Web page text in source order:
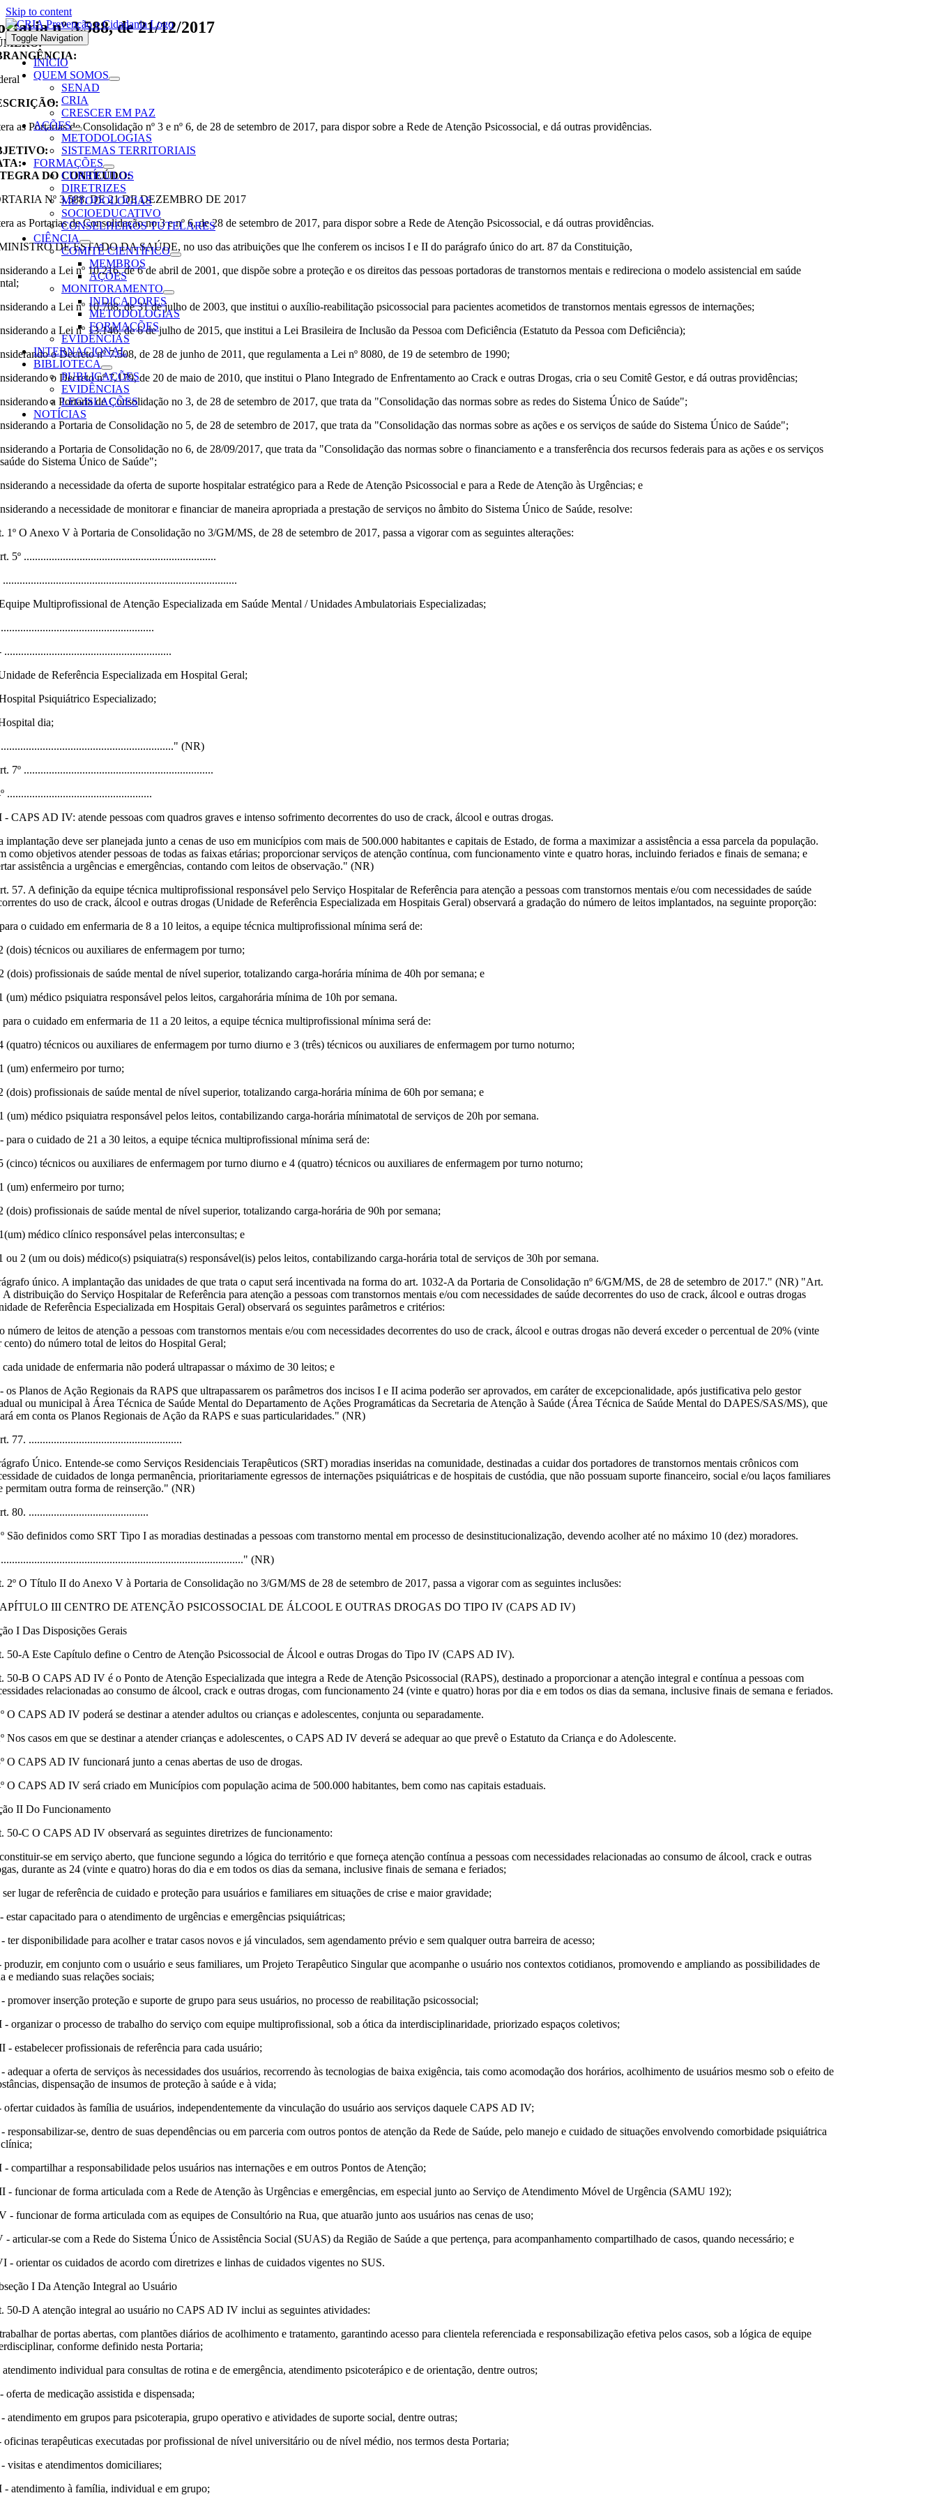
Skip to content
Toggle Navigation
INÍCIO
QUEM SOMOS
SENAD
CRIA
CRESCER EM PAZ
AÇÕES
METODOLOGIAS
SISTEMAS TERRITORIAIS
FORMAÇÕES
CURRÍCULOS
DIRETRIZES
METODOLOGIAS
SOCIOEDUCATIVO
CONSELHEIROS TUTELARES
CIÊNCIA
COMITÊ CIENTÍFICO
MEMBROS
AÇÕES
MONITORAMENTO
INDICADORES
METODOLOGIAS
FORMAÇÕES
EVIDÊNCIAS
INTERNACIONAL
BIBLIOTECA
PUBLICAÇÕES
EVIDÊNCIAS
LEGISLAÇÕES
NOTÍCIAS
nº 3.588, de 21/12/2017
as Portarias de Consolidação nº 3 e nº 6, de 28 de setembro de 2017, para dispor sobre a Rede de Atenção Psicossocial, e dá outras providências.
DO CONTEÚDO:
Nº 3.588, DE 21 DE DEZEMBRO DE 2017
as Portarias de Consolidação no 3 e nº 6, de 28 de setembro de 2017, para dispor sobre a Rede de Atenção Psicossocial, e dá outras providências.
DE ESTADO DA SAÚDE, no uso das atribuições que lhe conferem os incisos I e II do parágrafo único do art. 87 da Constituição,
a Lei nº 10.216, de 6 de abril de 2001, que dispõe sobre a proteção e os direitos das pessoas portadoras de transtornos mentais e redireciona o modelo assistencial em saúde
a Lei nº 10.708, de 31 de julho de 2003, que institui o auxílio-reabilitação psicossocial para pacientes acometidos de transtornos mentais egressos de internações;
a Lei nº 13.146, de 6 de julho de 2015, que institui a Lei Brasileira de Inclusão da Pessoa com Deficiência (Estatuto da Pessoa com Deficiência);
o Decreto nº 7.508, de 28 de junho de 2011, que regulamenta a Lei nº 8080, de 19 de setembro de 1990;
o Decreto nº 7.179, de 20 de maio de 2010, que institui o Plano Integrado de Enfrentamento ao Crack e outras Drogas, cria o seu Comitê Gestor, e dá outras providências;
a Portaria de Consolidação no 3, de 28 de setembro de 2017, que trata da "Consolidação das normas sobre as redes do Sistema Único de Saúde";
a Portaria de Consolidação no 5, de 28 de setembro de 2017, que trata da "Consolidação das normas sobre as ações e os serviços de saúde do Sistema Único de Saúde";
a Portaria de Consolidação no 6, de 28/09/2017, que trata da "Consolidação das normas sobre o financiamento e a transferência dos recursos federais para as ações e os serviços
do Sistema Único de Saúde";
a necessidade da oferta de suporte hospitalar estratégico para a Rede de Atenção Psicossocial e para a Rede de Atenção às Urgências; e
a necessidade de monitorar e financiar de maneira apropriada a prestação de serviços no âmbito do Sistema Único de Saúde, resolve:
1º O Anexo V à Portaria de Consolidação no 3/GM/MS, de 28 de setembro de 2017, passa a vigorar com as seguintes alterações:
5º .....................................................................
Multiprofissional de Atenção Especializada em Saúde Mental / Unidades Ambulatoriais Especializadas;
............................................................
de Referência Especializada em Hospital Geral;
Psiquiátrico Especializado;
dia;
(NR)
7º ....................................................................
....................................................
CAPS AD IV: atende pessoas com quadros graves e intenso sofrimento decorrentes do uso de crack, álcool e outras drogas.
implantação deve ser planejada junto a cenas de uso em municípios com mais de 500.000 habitantes e capitais de Estado, de forma a maximizar a assistência a essa parcela da população.
como objetivos atender pessoas de todas as faixas etárias; proporcionar serviços de atenção contínua, com funcionamento vinte e quatro horas, incluindo feriados e finais de semana; e
assistência a urgências e emergências, contando com leitos de observação." (NR)
57. A definição da equipe técnica multiprofissional responsável pelo Serviço Hospitalar de Referência para atenção a pessoas com transtornos mentais e/ou com necessidades de saúde
do uso de crack, álcool e outras drogas (Unidade de Referência Especializada em Hospitais Geral) observará a gradação do número de leitos implantados, na seguinte proporção:
o cuidado em enfermaria de 8 a 10 leitos, a equipe técnica multiprofissional mínima será de:
(dois) técnicos ou auxiliares de enfermagem por turno;
(dois) profissionais de saúde mental de nível superior, totalizando carga-horária mínima de 40h por semana; e
(um) médico psiquiatra responsável pelos leitos, cargahorária mínima de 10h por semana.
o cuidado em enfermaria de 11 a 20 leitos, a equipe técnica multiprofissional mínima será de:
(quatro) técnicos ou auxiliares de enfermagem por turno diurno e 3 (três) técnicos ou auxiliares de enfermagem por turno noturno;
(um) enfermeiro por turno;
(dois) profissionais de saúde mental de nível superior, totalizando carga-horária mínima de 60h por semana; e
(um) médico psiquiatra responsável pelos leitos, contabilizando carga-horária mínimatotal de serviços de 20h por semana.
para o cuidado de 21 a 30 leitos, a equipe técnica multiprofissional mínima será de:
(cinco) técnicos ou auxiliares de enfermagem por turno diurno e 4 (quatro) técnicos ou auxiliares de enfermagem por turno noturno;
(um) enfermeiro por turno;
(dois) profissionais de saúde mental de nível superior, totalizando carga-horária de 90h por semana;
médico clínico responsável pelas interconsultas; e
ou 2 (um ou dois) médico(s) psiquiatra(s) responsável(is) pelos leitos, contabilizando carga-horária total de serviços de 30h por semana.
único. A implantação das unidades de que trata o caput será incentivada na forma do art. 1032-A da Portaria de Consolidação nº 6/GM/MS, de 28 de setembro de 2017." (NR) "Art.
A distribuição do Serviço Hospitalar de Referência para atenção a pessoas com transtornos mentais e/ou com necessidades de saúde decorrentes do uso de crack, álcool e outras drogas
de Referência Especializada em Hospitais Geral) observará os seguintes parâmetros e critérios:
número de leitos de atenção a pessoas com transtornos mentais e/ou com necessidades decorrentes do uso de crack, álcool e outras drogas não deverá exceder o percentual de 20% (vinte
cento) do número total de leitos do Hospital Geral;
unidade de enfermaria não poderá ultrapassar o máximo de 30 leitos; e
os Planos de Ação Regionais da RAPS que ultrapassarem os parâmetros dos incisos I e II acima poderão ser aprovados, em caráter de excepcionalidade, após justificativa pelo gestor
ou municipal à Área Técnica de Saúde Mental do Departamento de Ações Programáticas da Secretaria de Atenção à Saúde (Área Técnica de Saúde Mental do DAPES/SAS/MS), que
em conta os Planos Regionais de Ação da RAPS e suas particularidades." (NR)
77. .......................................................
Único. Entende-se como Serviços Residenciais Terapêuticos (SRT) moradias inseridas na comunidade, destinadas a cuidar dos portadores de transtornos mentais crônicos com
de cuidados de longa permanência, prioritariamente egressos de internações psiquiátricas e de hospitais de custódia, que não possuam suporte financeiro, social e/ou laços familiares
permitam outra forma de reinserção." (NR)
80. ...........................................
São definidos como SRT Tipo I as moradias destinadas a pessoas com transtorno mental em processo de desinstitucionalização, devendo acolher até no máximo 10 (dez) moradores.
(NR)
2º O Título II do Anexo V à Portaria de Consolidação no 3/GM/MS de 28 de setembro de 2017, passa a vigorar com as seguintes inclusões:
III CENTRO DE ATENÇÃO PSICOSSOCIAL DE ÁLCOOL E OUTRAS DROGAS DO TIPO IV (CAPS AD IV)
I Das Disposições Gerais
50-A Este Capítulo define o Centro de Atenção Psicossocial de Álcool e outras Drogas do Tipo IV (CAPS AD IV).
50-B O CAPS AD IV é o Ponto de Atenção Especializada que integra a Rede de Atenção Psicossocial (RAPS), destinado a proporcionar a atenção integral e contínua a pessoas com
relacionadas ao consumo de álcool, crack e outras drogas, com funcionamento 24 (vinte e quatro) horas por dia e em todos os dias da semana, inclusive finais de semana e feriados.
O CAPS AD IV poderá se destinar a atender adultos ou crianças e adolescentes, conjunta ou separadamente.
Nos casos em que se destinar a atender crianças e adolescentes, o CAPS AD IV deverá se adequar ao que prevê o Estatuto da Criança e do Adolescente.
O CAPS AD IV funcionará junto a cenas abertas de uso de drogas.
O CAPS AD IV será criado em Municípios com população acima de 500.000 habitantes, bem como nas capitais estaduais.
II Do Funcionamento
50-C O CAPS AD IV observará as seguintes diretrizes de funcionamento:
se em serviço aberto, que funcione segundo a lógica do território e que forneça atenção contínua a pessoas com necessidades relacionadas ao consumo de álcool, crack e outras
durante as 24 (vinte e quatro) horas do dia e em todos os dias da semana, inclusive finais de semana e feriados;
lugar de referência de cuidado e proteção para usuários e familiares em situações de crise e maior gravidade;
estar capacitado para o atendimento de urgências e emergências psiquiátricas;
ter disponibilidade para acolher e tratar casos novos e já vinculados, sem agendamento prévio e sem qualquer outra barreira de acesso;
produzir, em conjunto com o usuário e seus familiares, um Projeto Terapêutico Singular que acompanhe o usuário nos contextos cotidianos, promovendo e ampliando as possibilidades de
e mediando suas relações sociais;
promover inserção proteção e suporte de grupo para seus usuários, no processo de reabilitação psicossocial;
organizar o processo de trabalho do serviço com equipe multiprofissional, sob a ótica da interdisciplinaridade, priorizado espaços coletivos;
- estabelecer profissionais de referência para cada usuário;
adequar a oferta de serviços às necessidades dos usuários, recorrendo às tecnologias de baixa exigência, tais como acomodação dos horários, acolhimento de usuários mesmo sob o efeito de
dispensação de insumos de proteção à saúde e à vida;
ofertar cuidados às família de usuários, independentemente da vinculação do usuário aos serviços daquele CAPS AD IV;
responsabilizar-se, dentro de suas dependências ou em parceria com outros pontos de atenção da Rede de Saúde, pelo manejo e cuidado de situações envolvendo comorbidade psiquiátrica
compartilhar a responsabilidade pelos usuários nas internações e em outros Pontos de Atenção;
- funcionar de forma articulada com a Rede de Atenção às Urgências e emergências, em especial junto ao Serviço de Atendimento Móvel de Urgência (SAMU 192);
- funcionar de forma articulada com as equipes de Consultório na Rua, que atuarão junto aos usuários nas cenas de uso;
- articular-se com a Rede do Sistema Único de Assistência Social (SUAS) da Região de Saúde a que pertença, para acompanhamento compartilhado de casos, quando necessário; e
- orientar os cuidados de acordo com diretrizes e linhas de cuidados vigentes no SUS.
I Da Atenção Integral ao Usuário
50-D A atenção integral ao usuário no CAPS AD IV inclui as seguintes atividades:
de portas abertas, com plantões diários de acolhimento e tratamento, garantindo acesso para clientela referenciada e responsabilização efetiva pelos casos, sob a lógica de equipe
conforme definido nesta Portaria;
individual para consultas de rotina e de emergência, atendimento psicoterápico e de orientação, dentre outros;
oferta de medicação assistida e dispensada;
atendimento em grupos para psicoterapia, grupo operativo e atividades de suporte social, dentre outras;
oficinas terapêuticas executadas por profissional de nível universitário ou de nível médio, nos termos desta Portaria;
visitas e atendimentos domiciliares;
- atendimento à família, individual e em grupo;